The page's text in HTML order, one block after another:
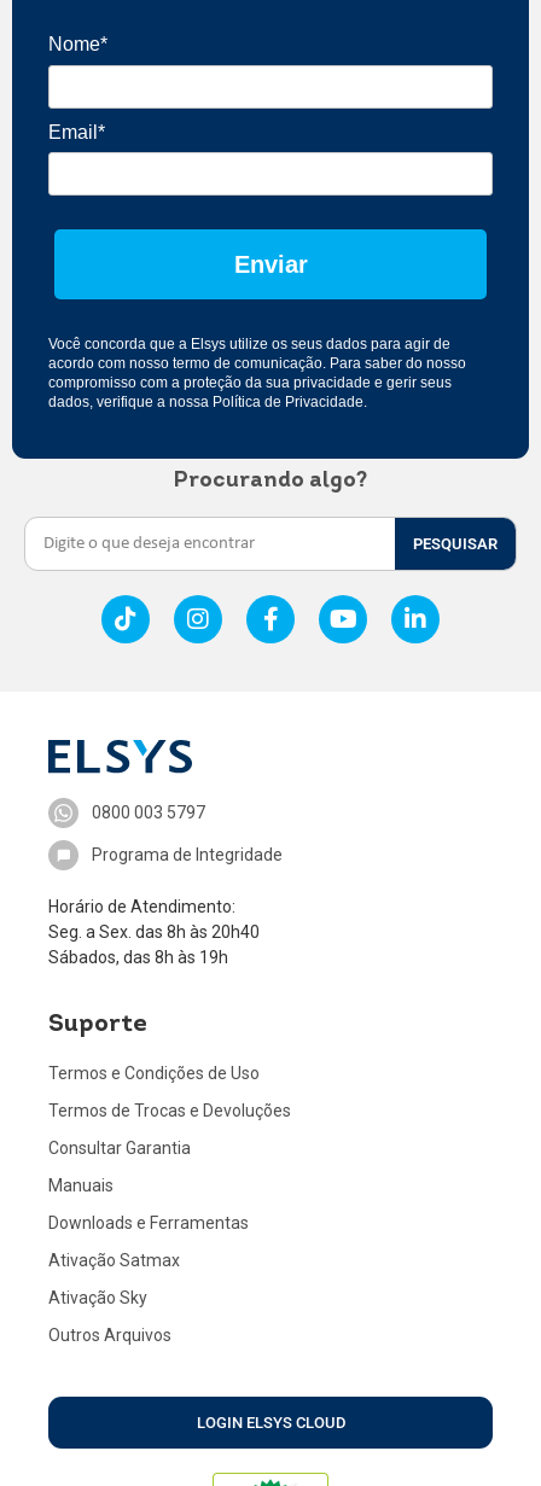
Nome*
Email*
Enviar
Você concorda que a Elsys utilize os seus dados para agir de
acordo com nosso termo de comunicação. Para saber do nosso
compromisso com a proteção da sua privacidade e gerir seus
dados, verifique a nossa Política de Privacidade.
Procurando algo?
PESQUISAR
0800 003 5797
Programa de Integridade
Horário de Atendimento:
Seg. a Sex. das 8h às 20h40
Sábados, das 8h às 19h
Suporte
Termos e Condições de Uso
Termos de Trocas e Devoluções
Consultar Garantia
Manuais
Downloads e Ferramentas
Ativação Satmax
Ativação Sky
Outros Arquivos
LOGIN ELSYS CLOUD